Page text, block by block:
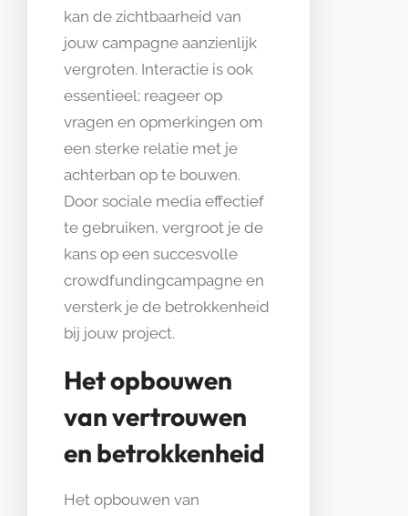
kan de zichtbaarheid van
jouw campagne aanzienlijk
vergroten. Interactie is ook
essentieel; reageer op
vragen en opmerkingen om
een sterke relatie met je
achterban op te bouwen.
Door sociale media effectief
te gebruiken, vergroot je de
kans op een succesvolle
crowdfundingcampagne en
versterk je de betrokkenheid
bij jouw project.
Het opbouwen
van vertrouwen
en betrokkenheid
Het opbouwen van